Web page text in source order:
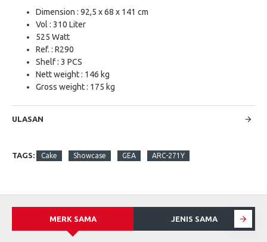
Dimension : 92,5 x 68 x 141 cm
Vol : 310 Liter
525 Watt
Ref. : R290
Shelf : 3 PCS
Nett weight : 146 kg
Gross weight : 175 kg
ULASAN
TAGS: Cake Showcase GEA ARC-271Y
MERK SAMA JENIS SAMA